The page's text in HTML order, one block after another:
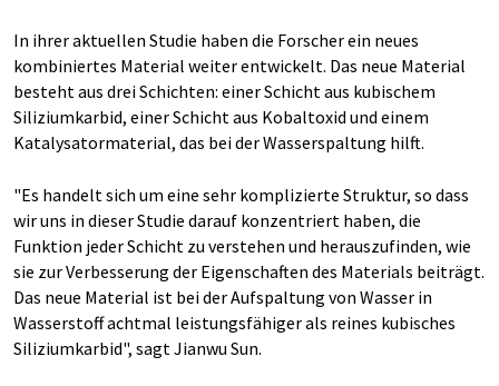
In ihrer aktuellen Studie haben die Forscher ein neues
kombiniertes Material weiter entwickelt. Das neue Material
besteht aus drei Schichten: einer Schicht aus kubischem
Siliziumkarbid, einer Schicht aus Kobaltoxid und einem
Katalysatormaterial, das bei der Wasserspaltung hilft.
"Es handelt sich um eine sehr komplizierte Struktur, so dass
wir uns in dieser Studie darauf konzentriert haben, die
Funktion jeder Schicht zu verstehen und herauszufinden, wie
sie zur Verbesserung der Eigenschaften des Materials beiträgt.
Das neue Material ist bei der Aufspaltung von Wasser in
Wasserstoff achtmal leistungsfähiger als reines kubisches
Siliziumkarbid", sagt Jianwu Sun.